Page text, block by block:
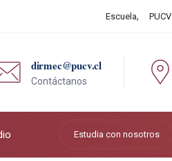
Escuela PUCV
dirmec@pucv.cl
Contáctanos
Estudia con nosotros